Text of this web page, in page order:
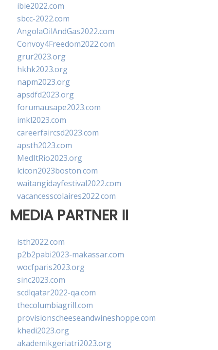
ibie2022.com
sbcc-2022.com
AngolaOilAndGas2022.com
Convoy4Freedom2022.com
grur2023.org
hkhk2023.org
napm2023.org
apsdfd2023.org
forumausape2023.com
imkl2023.com
careerfaircsd2023.com
apsth2023.com
MedItRio2023.org
lcicon2023boston.com
waitangidayfestival2022.com
vacancesscolaires2022.com
MEDIA PARTNER II
isth2022.com
p2b2pabi2023-makassar.com
wocfparis2023.org
sinc2023.com
scdlqatar2022-qa.com
thecolumbiagrill.com
provisionscheeseandwineshoppe.com
khedi2023.org
akademikgeriatri2023.org